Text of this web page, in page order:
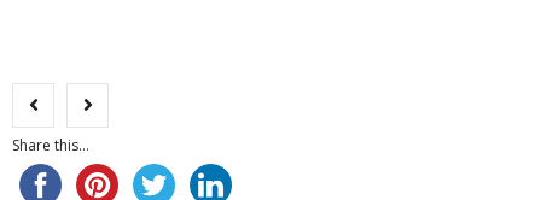
Share this...